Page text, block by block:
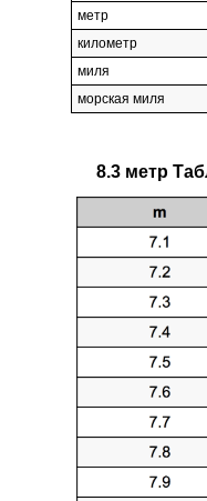
метр
километр
миля
морская миля
8.3 метр